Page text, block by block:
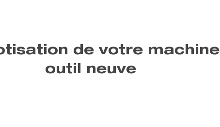
de votre machine
outil neuve